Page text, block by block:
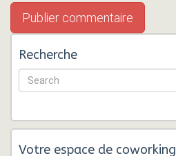
Recherche
Votre espace de coworking